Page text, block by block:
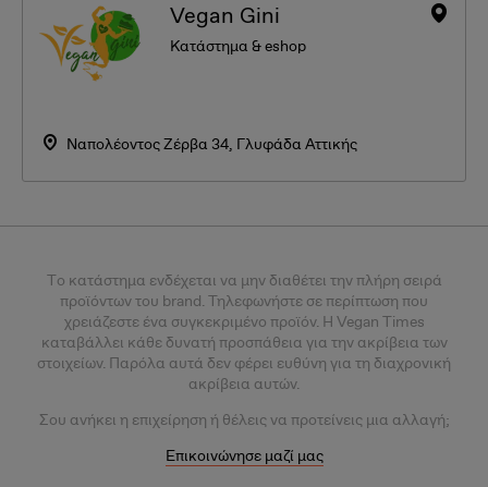
Vegan Gini
Κατάστημα & eshop
Ναπολέοντος Ζέρβα 34, Γλυφάδα Αττικής
Tο κατάστημα ενδέχεται να μην διαθέτει την πλήρη σειρά
προϊόντων του brand. Τηλεφωνήστε σε περίπτωση που
χρειάζεστε ένα συγκεκριμένο προϊόν. Η Vegan Times
καταβάλλει κάθε δυνατή προσπάθεια για την ακρίβεια των
στοιχείων. Παρόλα αυτά δεν φέρει ευθύνη για τη διαχρονική
ακρίβεια αυτών.
Σου ανήκει η επιχείρηση ή θέλειςνα προτείνεις μια αλλαγή;
Επικοινώνησε μαζί μας